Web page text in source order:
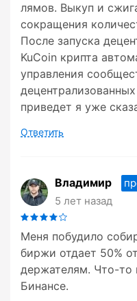
лямов. Выкуп и
сокращения
После запуска
KuCoin крипта
управления
приведет я уже
Ответить
Владимир
5 лет назад
Меня побудило
биржи отдает 50%
держателям. Что-то
Бинансе.